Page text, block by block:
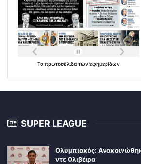
Τα πρωτοσέλιδα των εφημερίδων
SUPER LEAGUE
Ολυμπιακός:
ντε Ολιβέιρα